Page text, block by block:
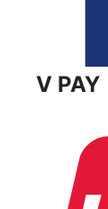
V PAY